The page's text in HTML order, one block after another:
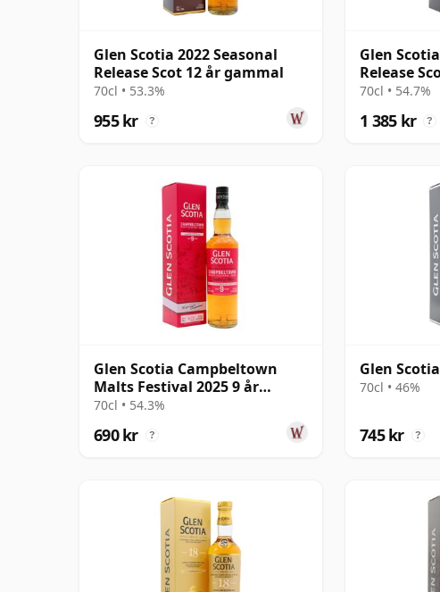
Glen Scotia 2022 Seasonal
Release Scot 12 år gammal
70cl • 53.3%
955 kr ?
Glen
Release
70cl • 54.7%
1 385 kr ?
Glen Scotia Campbeltown
Malts Festival 2025 9 år
gammal
70cl • 54.3%
690 kr ?
Glen
70cl • 46%
745 kr ?